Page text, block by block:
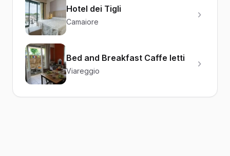
Hotel dei Tigli
Camaiore
Bed and Breakfast Caffe letti
Viareggio